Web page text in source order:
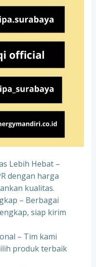
Lebih Hebat –
dengan harga
kualitas.
– Berbagai
siap kirim
– Tim kami
produk terbaik